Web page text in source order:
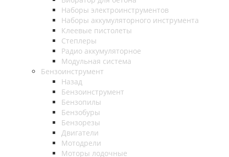
Наборы электроинструментов
Наборы аккумуляторного инструмента
Клеевые пистолеты
Степлеры
Радио аккумуляторное
Модульная система
Бензоинструмент
Назад
Бензоинструмент
Бензопилы
Бензобуры
Бензорезы
Двигатели
Мотодрели
Моторы лодочные